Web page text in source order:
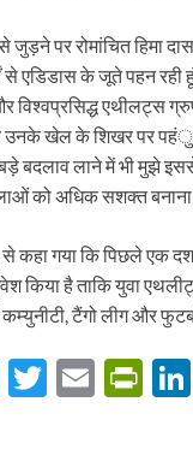
जुड़ने पर रोमांचित हिमा
से एडिडास के जूते पहन रही
विश्वप्रसिद्ध एथीलट्स
खेल के शिखर पर पहंुचने
बदलाव लाने में भी मुझे
को अधिक सशक्त बनाना
कहा गया कि पिछले एक
किया है ताकि युवा
कम्युनीटी, टैंगो लीग और
F
T
E
P